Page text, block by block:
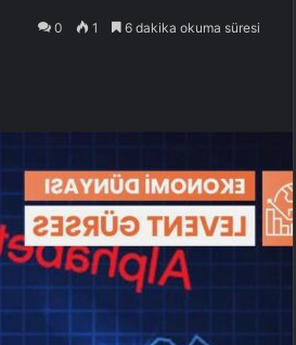
0 1 6 dakika okuma süresi